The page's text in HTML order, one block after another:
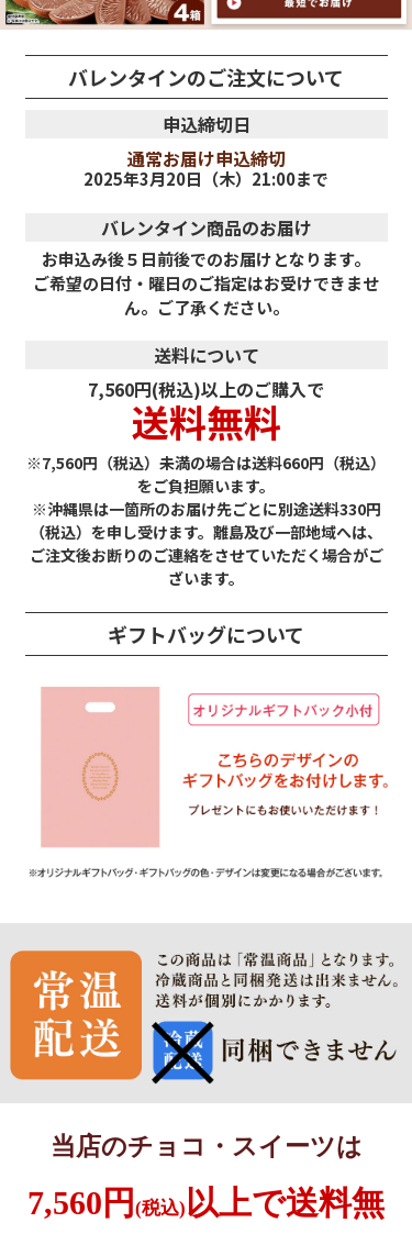
バレンタインのご注文について
申込締切日
通常お届け申込締切
2025年3月20日（木）21:00まで
バレンタイン商品のお届け
お申込み後５日前後でのお届けとなります。
ご希望の日付・曜日のご指定はお受けできませ
ん。ご了承ください。
送料について
7,560円(税込)以上のご購入で
送料無料
※7,560円（税込）未満の場合は送料660円（税込）
をご負担願います。
※沖縄県は一箇所のお届け先ごとに別途送料330円
（税込）を申し受けます。離島及び一部地域へは、
ご注文後お断りのご連絡をさせていただく場合がご
ざいます。
ギフトバッグについて
当店のチョコ・スイーツは
7,560円 (税込)以上で送料無